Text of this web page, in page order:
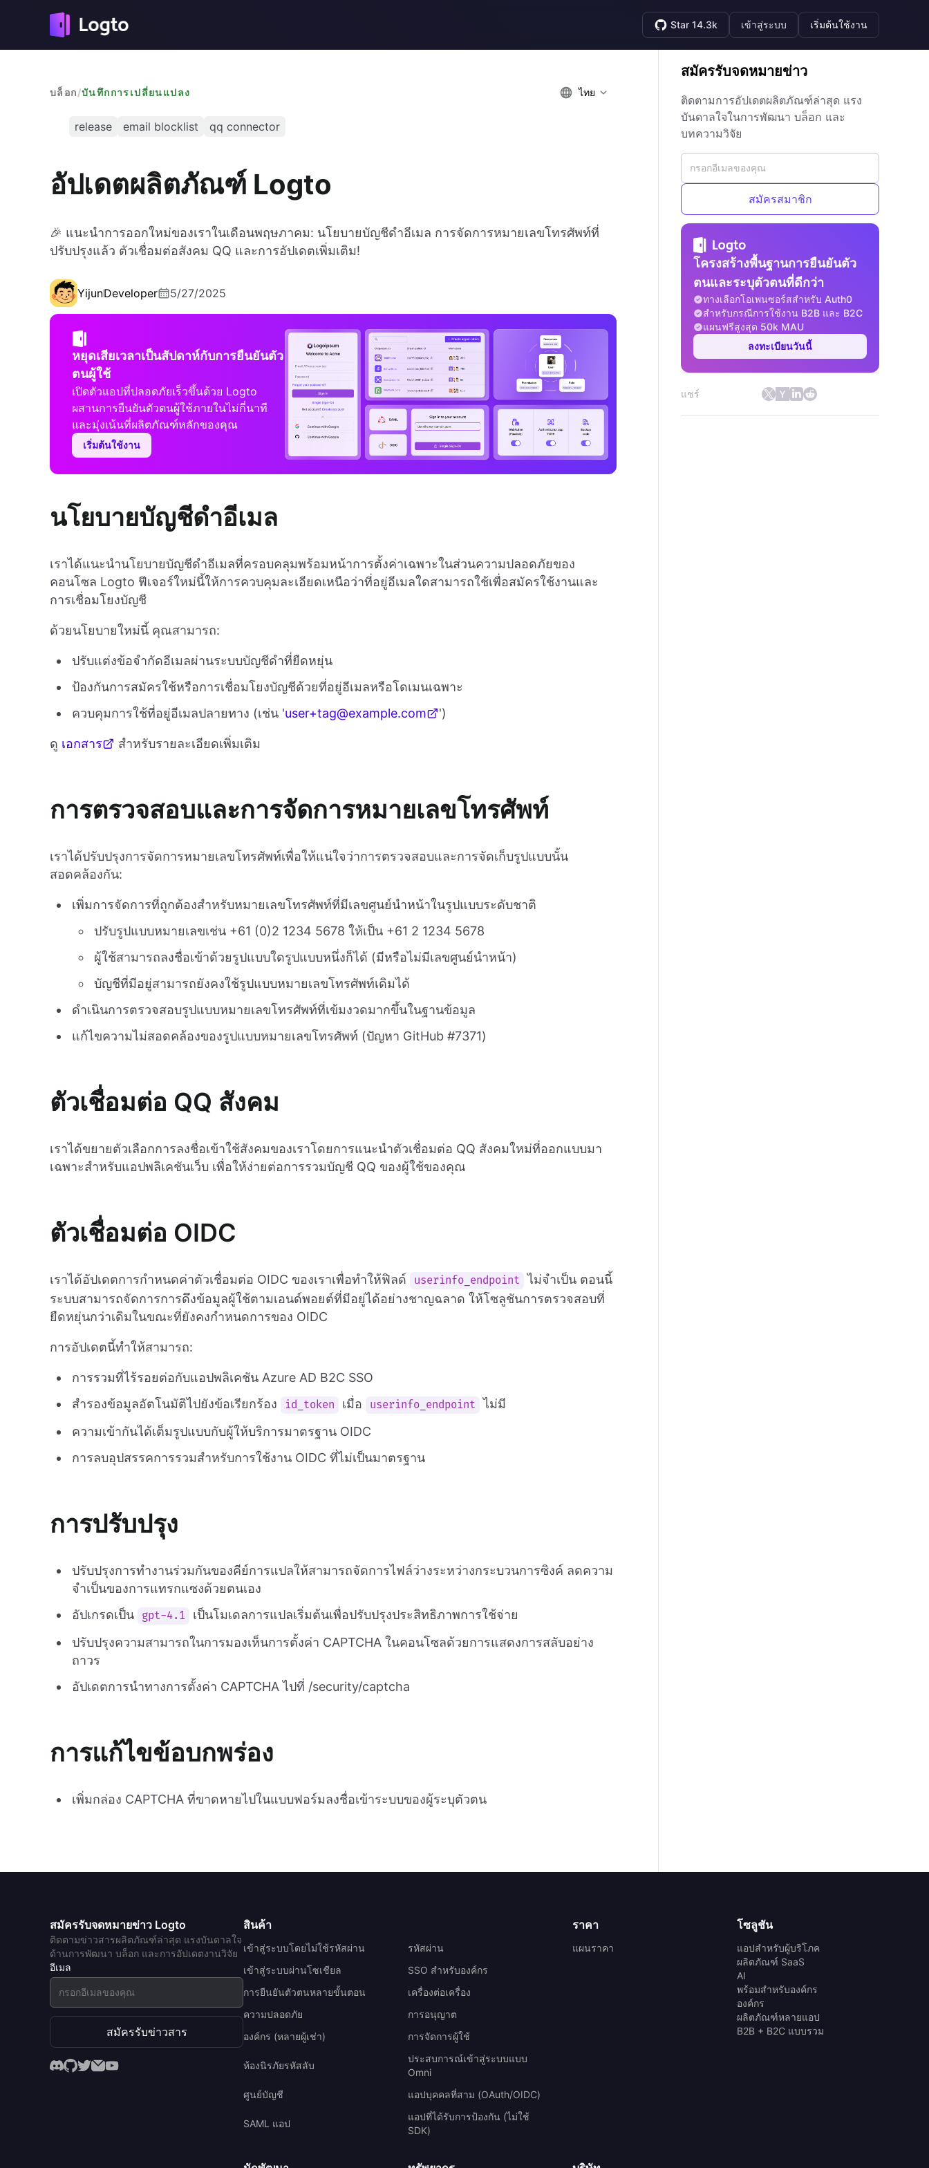
Star 14.3k เข้าสู่ระบบ เริ่มต้นใช้งาน
บล็อก/บันทึกการเปลี่ยนแปลง ไทย
release email blocklist qq connector
อัปเดตผลิตภัณฑ์ Logto
🎉 แนะนำการออกใหม่ของเราในเดือนพฤษภาคม: นโยบายบัญชีดำอีเมล การจัดการหมายเลขโทรศัพท์ที่
ปรับปรุงแล้ว ตัวเชื่อมต่อสังคม QQ และการอัปเดตเพิ่มเติม!
YijunDeveloper 5/27/2025
หยุดเสียเวลาเป็นสัปดาห์กับการยืนยันตัว
ตนผู้ใช้
เปิดตัวแอปที่ปลอดภัยเร็วขึ้นด้วย Logto
ผสานการยืนยันตัวตนผู้ใช้ภายในไม่กี่นาที
และมุ่งเน้นที่ผลิตภัณฑ์หลักของคุณ
เริ่มต้นใช้งาน
นโยบายบัญชีดำอีเมล
เราได้แนะนำนโยบายบัญชีดำอีเมลที่ครอบคลุมพร้อมหน้าการตั้งค่าเฉพาะในส่วนความปลอดภัยของ
คอนโซล Logto ฟีเจอร์ใหม่นี้ให้การควบคุมละเอียดเหนือว่าที่อยู่อีเมลใดสามารถใช้เพื่อสมัครใช้งานและ
การเชื่อมโยงบัญชี
ด้วยนโยบายใหม่นี้ คุณสามารถ:
ปรับแต่งข้อจำกัดอีเมลผ่านระบบบัญชีดำที่ยืดหยุ่น
ป้องกันการสมัครใช้หรือการเชื่อมโยงบัญชีด้วยที่อยู่อีเมลหรือโดเมนเฉพาะ
ควบคุมการใช้ที่อยู่อีเมลปลายทาง (เช่น 'user+tag@example.com ')
ดู เอกสาร สำหรับรายละเอียดเพิ่มเติม
การตรวจสอบและการจัดการหมายเลขโทรศัพท์
เราได้ปรับปรุงการจัดการหมายเลขโทรศัพท์เพื่อให้แน่ใจว่าการตรวจสอบและการจัดเก็บรูปแบบนั้น
สอดคล้องกัน:
เพิ่มการจัดการที่ถูกต้องสำหรับหมายเลขโทรศัพท์ที่มีเลขศูนย์นำหน้าในรูปแบบระดับชาติ
ปรับรูปแบบหมายเลขเช่น +61 (0)2 1234 5678 ให้เป็น +61 2 1234 5678
ผู้ใช้สามารถลงชื่อเข้าด้วยรูปแบบใดรูปแบบหนึ่งก็ได้ (มีหรือไม่มีเลขศูนย์นำหน้า)
บัญชีที่มีอยู่สามารถยังคงใช้รูปแบบหมายเลขโทรศัพท์เดิมได้
ดำเนินการตรวจสอบรูปแบบหมายเลขโทรศัพท์ที่เข้มงวดมากขึ้นในฐานข้อมูล
แก้ไขความไม่สอดคล้องของรูปแบบหมายเลขโทรศัพท์ (ปัญหา GitHub #7371)
ตัวเชื่อมต่อ QQ สังคม
เราได้ขยายตัวเลือกการลงชื่อเข้าใช้สังคมของเราโดยการแนะนำตัวเชื่อมต่อ QQ สังคมใหม่ที่ออกแบบมา
เฉพาะสำหรับแอปพลิเคชันเว็บ เพื่อให้ง่ายต่อการรวมบัญชี QQ ของผู้ใช้ของคุณ
ตัวเชื่อมต่อ OIDC
เราได้อัปเดตการกำหนดค่าตัวเชื่อมต่อ OIDC ของเราเพื่อทำให้ฟิลด์ userinfo_endpoint ไม่จำเป็น ตอนนี้
ระบบสามารถจัดการการดึงข้อมูลผู้ใช้ตามเอนด์พอยต์ที่มีอยู่ได้อย่างชาญฉลาด ให้โซลูชันการตรวจสอบที่
ยืดหยุ่นกว่าเดิมในขณะที่ยังคงกำหนดการของ OIDC
การอัปเดตนี้ทำให้สามารถ:
การรวมที่ไร้รอยต่อกับแอปพลิเคชัน Azure AD B2C SSO
สำรองข้อมูลอัตโนมัติไปยังข้อเรียกร้อง
id_token เมื่อ userinfo_endpoint ไม่มี
ความเข้ากันได้เต็มรูปแบบกับผู้ให้บริการมาตรฐาน OIDC
การลบอุปสรรคการรวมสำหรับการใช้งาน OIDC ที่ไม่เป็นมาตรฐาน
การปรับปรุง
ปรับปรุงการทำงานร่วมกันของคีย์การแปลให้สามารถจัดการไฟล์ว่างระหว่างกระบวนการซิงค์ ลดความ
จำเป็นของการแทรกแซงด้วยตนเอง
อัปเกรดเป็น
gpt-4.1
เป็นโมเดลการแปลเริ่มต้นเพื่อปรับปรุงประสิทธิภาพการใช้จ่าย
ปรับปรุงความสามารถในการมองเห็นการตั้งค่า CAPTCHA ในคอนโซลด้วยการแสดงการสลับอย่าง
ถาวร
อัปเดตการนำทางการตั้งค่า CAPTCHA ไปที่ /security/captcha
การแก้ไขข้อบกพร่อง
เพิ่มกล่อง CAPTCHA ที่ขาดหายไปในแบบฟอร์มลงชื่อเข้าระบบของผู้ระบุตัวตน
สมัครรับจดหมายข่าว
ติดตามการอัปเดตผลิตภัณฑ์ล่าสุด แรง
บันดาลใจในการพัฒนา บล็อก และ
บทความวิจัย
สมัครสมาชิก
โครงสร้างพื้นฐานการยืนยันตัว
ตนและระบุตัวตนที่ดีกว่า
ทางเลือกโอเพนซอร์สสำหรับ Auth0
สำหรับกรณีการใช้งาน B2B และ B2C
แผนฟรีสูงสุด 50k MAU
ลงทะเบียนวันนี้
แชร์
สมัครรับจดหมายข่าว Logto
ติดตามข่าวสารผลิตภัณฑ์ล่าสุด แรงบันดาลใจ
ด้านการพัฒนา บล็อก และการอัปเดตงานวิจัย
อีเมล
สมัครรับข่าวสาร
สินค้า
เข้าสู่ระบบโดยไม่ใช้รหัสผ่าน
รหัสผ่าน
เข้าสู่ระบบผ่านโซเชียล
SSO สำหรับองค์กร
การยืนยันตัวตนหลายขั้นตอน
เครื่องต่อเครื่อง
ความปลอดภัย
การอนุญาต
องค์กร (หลายผู้เช่า)
การจัดการผู้ใช้
ห้องนิรภัยรหัสลับ
ประสบการณ์เข้าสู่ระบบแบบ
Omni
ศูนย์บัญชี
แอปบุคคลที่สาม (OAuth/OIDC)
SAML แอป
แอปที่ได้รับการป้องกัน (ไม่ใช้
SDK)
ราคา
แผนราคา
โซลูชัน
แอปสำหรับผู้บริโภค
ผลิตภัณฑ์ SaaS
AI
พร้อมสำหรับองค์กร
องค์กร
ผลิตภัณฑ์หลายแอป
B2B + B2C แบบรวม